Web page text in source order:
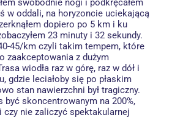
swobodnie nogi i podkręcałem
w oddali, na horyzoncie uciekającą
dopiero po 5 km i ku
23 minuty i 32 sekundy.
45/km czyli takim tempem, które
zaakceptowania z dużym
wiodła raz w górę, raz w dół i
gdzie leciałoby się po płaskim
stan nawierzchni był tragiczny.
być skoncentrowanym na 200%,
czy nie zaliczyć spektakularnej